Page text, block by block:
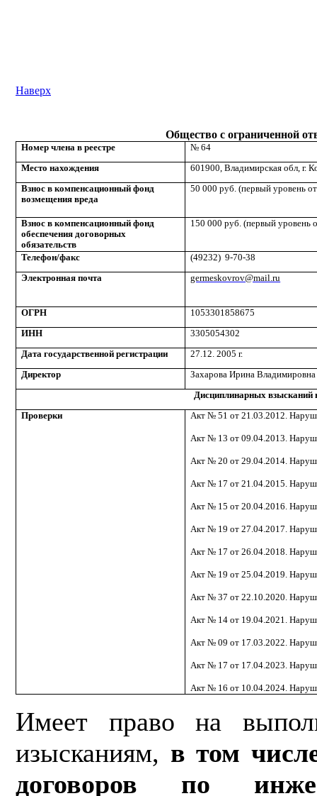
Наверх
Общество с ограниченной
Номер члена в реестре
№ 64
Место нахождения
601900, Владимирская обл, г.
Взнос в компенсационный фонд
возмещения вреда
50 000 руб. (первый уровень
Взнос в компенсационный фонд
обеспечения договорных
обязательств
150 000 руб. (первый уровень
Телефон/факс (49232) 9-70-38
Электронная почта
germeskovrov@mail.ru
ОГРН
1053301858675
ИНН
3305054302
Дата государственной регистрации
27.12. 2005 г.
Директор
Захарова Ирина Владимировна
Дисциплинарных взысканий
Проверки
Акт № 51 от 21.03.2012.
Акт № 13 от 09.04.2013.
Акт № 20 от 29.04.2014.
Акт № 17 от 21.04.2015.
Акт № 15 от 20.04.2016.
Акт № 19 от 27.04.2017.
Акт № 17 от 26.04.2018.
Акт № 19 от 25.04.2019.
Акт № 37 от 22.10.2020.
Акт № 14 от 19.04.2021.
Акт № 09 от 17.03.2022.
Акт № 17 от 17.04.2023.
Акт № 16 от 10.04.2024.
Имеет право на
изысканиям, в том
договоров по